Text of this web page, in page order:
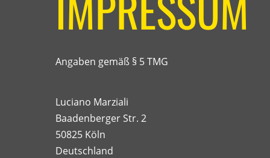
t
i
f
i
e
l
Angaben gemäß § 5 TMG
Luciano Marziali
Baadenberger Str. 2
50825 Köln
Deutschland